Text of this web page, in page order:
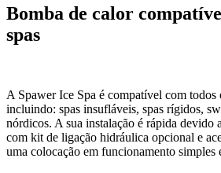
Bomba de calor
spas
A Spawer Ice Spa é compatível com todos
incluindo: spas insufláveis, spas rígidos,
nórdicos. A sua instalação é rápida devido
com kit de ligação hidráulica opcional e
uma colocação em funcionamento simples